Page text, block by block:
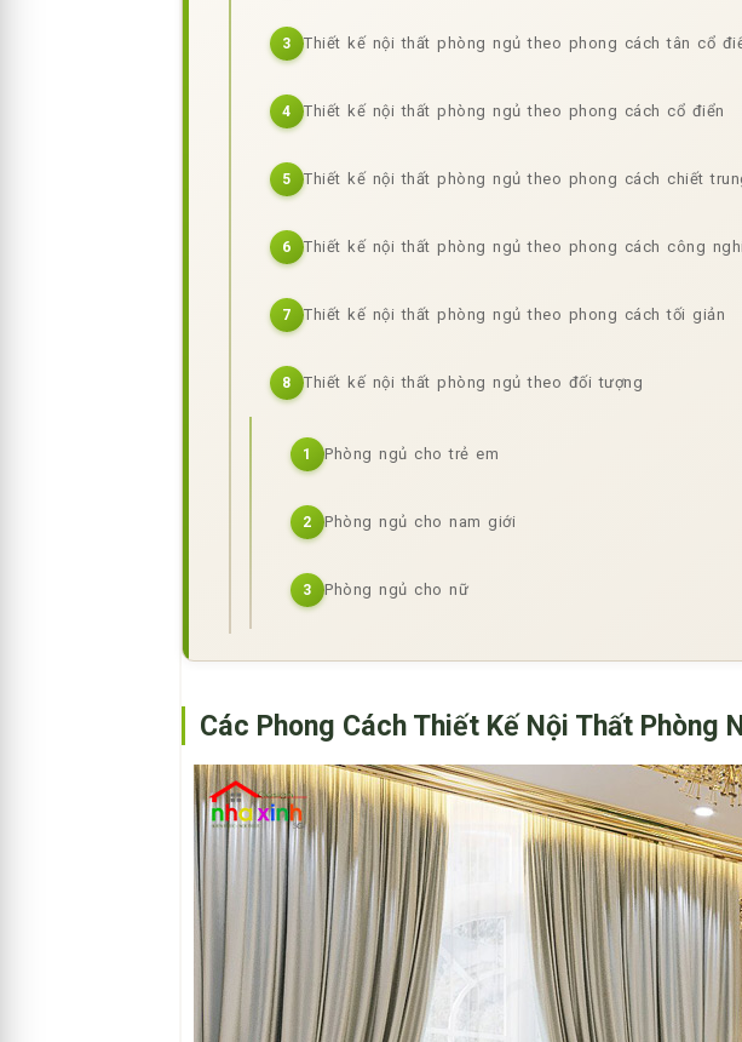
3 Thiết kế nội thất phòng ngủ theo phong cách tân cổ
4 Thiết kế nội thất phòng ngủ theo phong cách cổ điển
5 Thiết kế nội thất phòng ngủ theo phong cách chiết
6 Thiết kế nội thất phòng ngủ theo phong cách công
7 Thiết kế nội thất phòng ngủ theo phong cách tối giản
8 Thiết kế nội thất phòng ngủ theo đối tượng
1 Phòng ngủ cho trẻ em
2 Phòng ngủ cho nam giới
3 Phòng ngủ cho nữ
Các Phong Cách Thiết Kế Nội Thất Phòng